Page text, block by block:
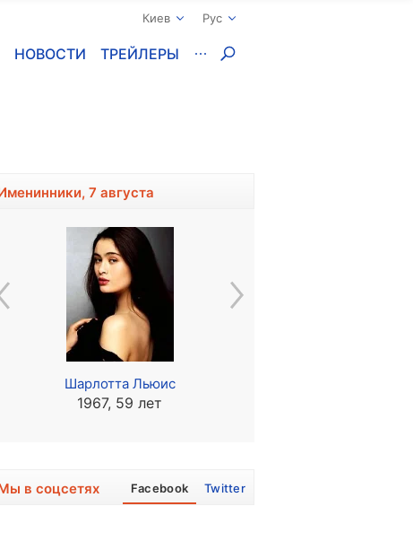
Киев Рус
НОВОСТИ ТРЕЙЛЕРЫ
7 августа
Шарлотта Льюис
1967, 59 лет
в соцсетях Facebook Twitter